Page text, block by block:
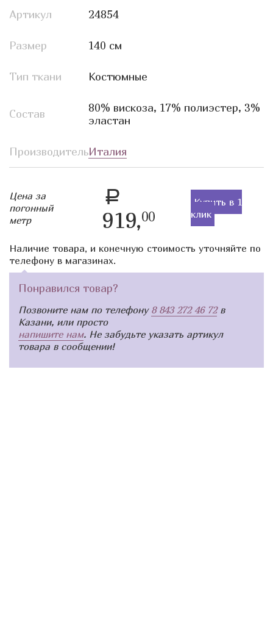
Артикул 24854
Размер 140 см
Тип ткани Костюмные
Состав
80% вискоза, 17% полиэстер, 3%
эластан
ПроизводительИталия
Цена за
погонный
метр
a
919,00
Купить в 1
клик
Наличие товара, и конечную стоимость уточняйте по
телефону в магазинах.
Понравился товар?
Позвоните нам по телефону 8 843 272 46 72в
Казани, или просто
напишите нам. Не забудьте указать артикул
товара в сообщении!